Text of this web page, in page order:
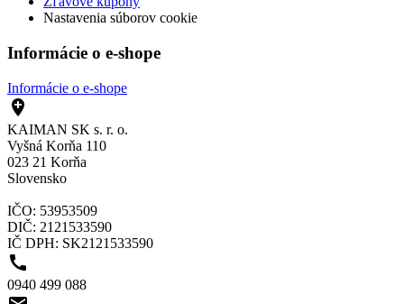
Nastavenia súborov cookie
Informácie o e-shope
Informácie o e-shope

KAIMAN SK s. r. o.
Vyšná Korňa 110
023 21 Korňa
Slovensko
IČO: 53953509
DIČ: 2121533590
IČ DPH: SK2121533590

0940 499 088